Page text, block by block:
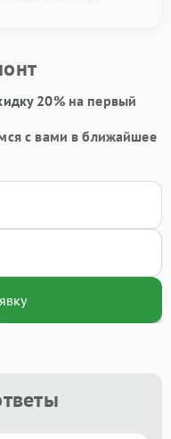
20%на первый
с вами в ближайшее